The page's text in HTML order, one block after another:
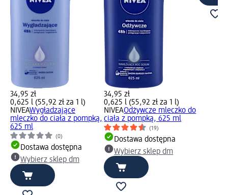
34,95 zł
0,625 l (55,92 zł za 1 l)
NIVEAWygładzające
mleczko do ciała z pompką,
625 ml
(0)
Dostawa dostępna
Wybierz sklep dm
34,95 zł
0,625 l (55,92 zł za 1 l)
NIVEAOdżywcze mleczko do
ciała z pompką, 625 ml
(19)
Dostawa dostępna
Wybierz sklep dm